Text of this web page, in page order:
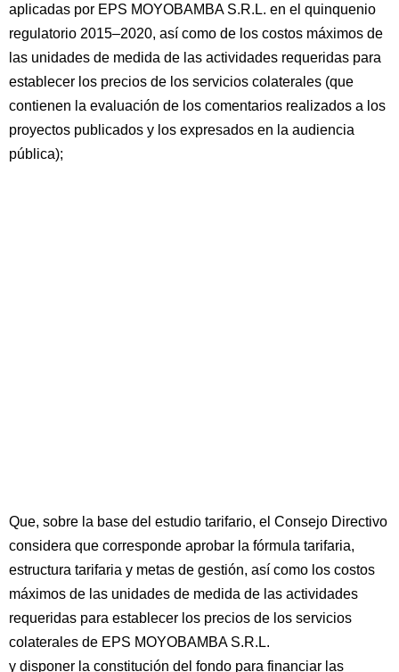
aplicadas por EPS MOYOBAMBA S.R.L. en el quinquenio
regulatorio 2015–2020, así como de los costos máximos de
las unidades de medida de las actividades requeridas para
establecer los precios de los servicios colaterales (que
contienen la evaluación de los comentarios realizados a los
proyectos publicados y los expresados en la audiencia
pública);
Que, sobre la base del estudio tarifario, el Consejo Directivo
considera que corresponde aprobar la fórmula tarifaria,
estructura tarifaria y metas de gestión, así como los costos
máximos de las unidades de medida de las actividades
requeridas para establecer los precios de los servicios
colaterales de EPS MOYOBAMBA S.R.L.
y disponer la constitución del fondo para financiar las